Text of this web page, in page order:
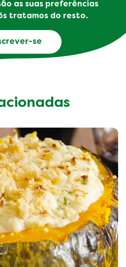
as suas preferências
tratamos do resto.
se